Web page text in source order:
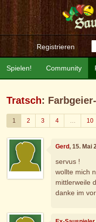
Registrieren
Community
Spielen!
Tratsch:
1 2 3 4 … 10
Gerd, 15. Mai
servus !
wollte mich
mittlerweile
danke im